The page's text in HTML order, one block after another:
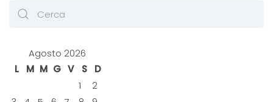
Agosto 2026
L
M M G V S
D
1
2